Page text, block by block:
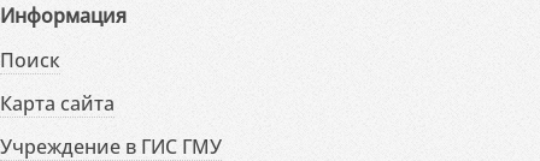
Информация
Поиск
Карта сайта
Учреждение в ГИС ГМУ